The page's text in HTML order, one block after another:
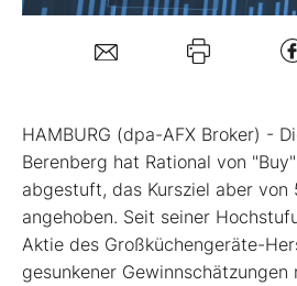
HAMBURG (dpa-AFX Broker) -
Berenberg hat Rational von
abgestuft, das Kursziel aber von
angehoben. Seit seiner
Aktie des Großküchengeräte-
gesunkener Gewinnschätzungen